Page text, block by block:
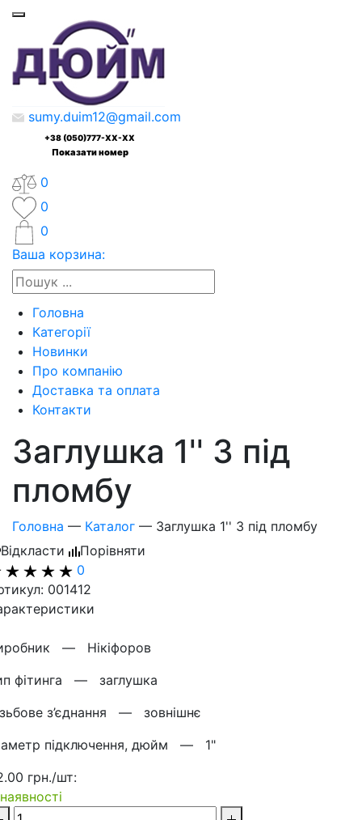
sumy.duim12@gmail.com
+38 (050)777-XX-XX
Показати номер
0
0
0
Ваша корзина:
Головна
Категорії
Новинки
Про компанію
Доставка та оплата
Контакти
Заглушка 1'' З під
пломбу
Головна — Каталог — Заглушка 1'' З під пломбу
Відкласти
Порівняти
0
001412
— Нікіфоров
фітинга — заглушка
з’єднання — зовнішнє
підключення, дюйм — 1"
грн./шт: